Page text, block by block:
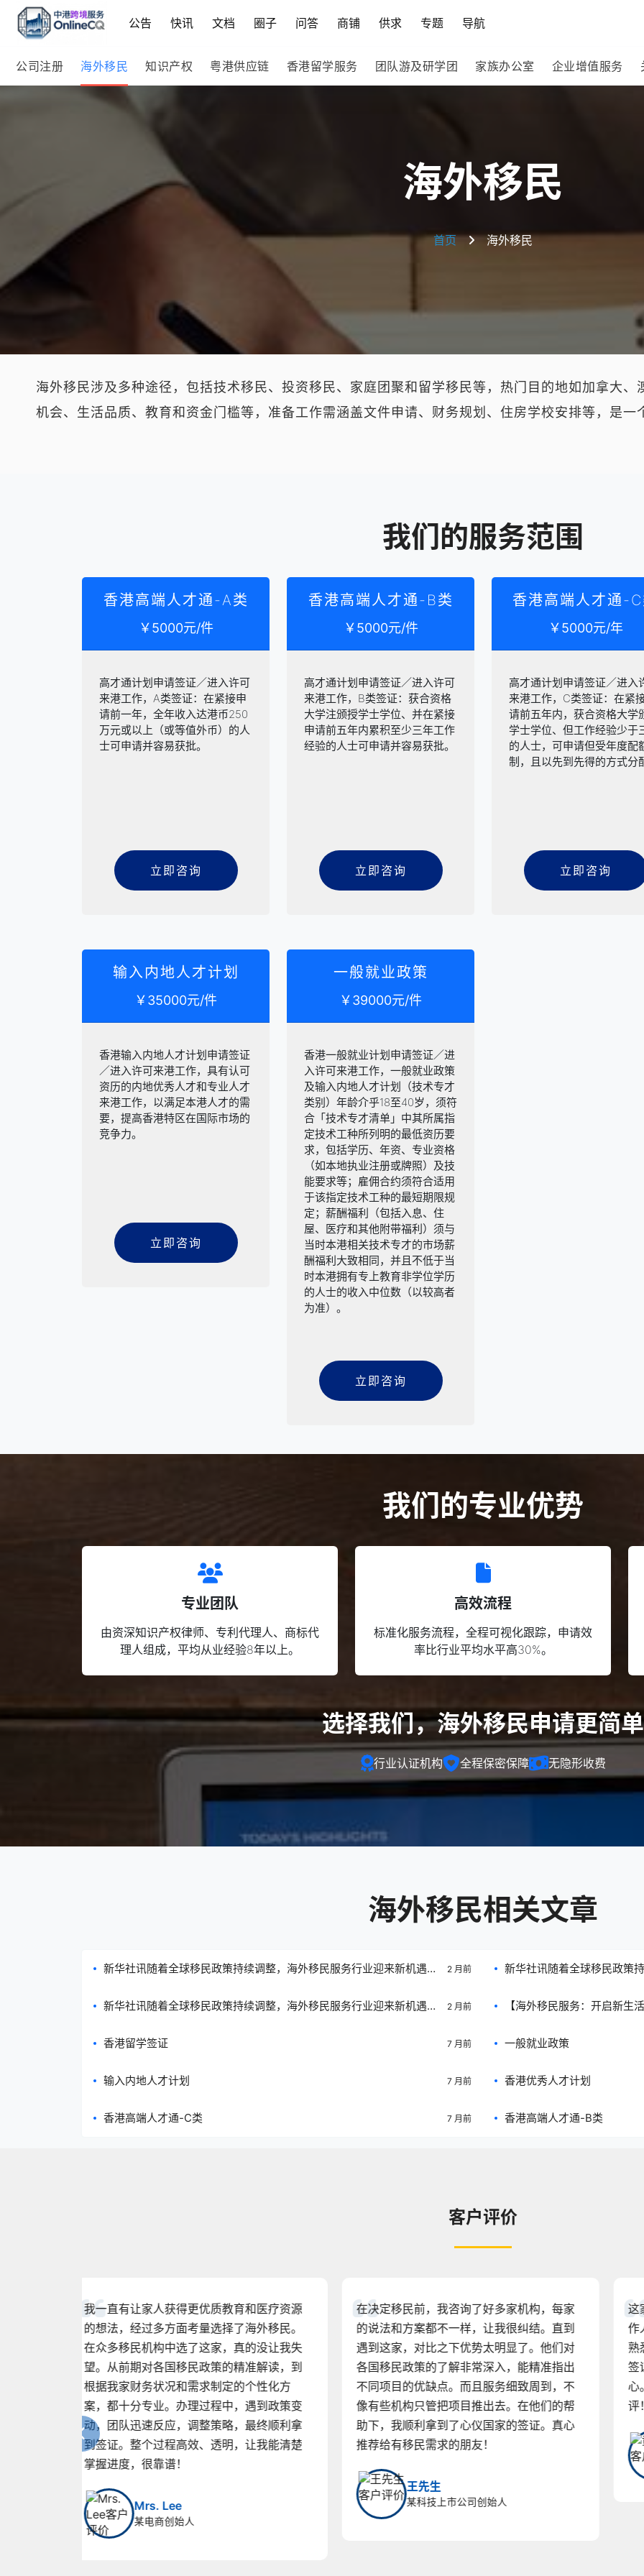
公告 快讯 文档 圈子 问答 商铺 供求 专题 导航
公司注册 海外移民 知识产权 粤港供应链 香港留学服务 团队游及研学团 家族办公室 企业增值服务
海外移民
首页 海外移民
海外移民涉及多种途径，包括技术移民、投资移民、家庭团聚和留学移民等，热门目的地如加拿大
机会、生活品质、教育和资金门槛等，准备工作需涵盖文件申请、财务规划、住房学校安排等，是一
我们的服务范围
香港高端人才通-A类
￥5000元/件
高才通计划申请签证／进入许可
来港工作，A类签证：在紧接申
请前一年，全年收入达港币250
万元或以上（或等值外币）的人
士可申请并容易获批。
立即咨询
香港高端人才通-B类
￥5000元/件
高才通计划申请签证／进入许可
来港工作，B类签证：获合资格
大学注颁授学士学位、并在紧接
申请前五年内累积至少三年工作
经验的人士可申请并容易获批。
立即咨询
香港高端人才通-
￥5000元/年
高才通计划申请签证／进入
来港工作，C类签证：在紧
请前五年内，获合资格大学
学士学位、但工作经验少于
的人士，可申请但受年度配
制，且以先到先得的方式分
立即咨询
输入内地人才计划
￥35000元/件
香港输入内地人才计划申请签证
／进入许可来港工作，具有认可
资历的内地优秀人才和专业人才
来港工作，以满足本港人才的需
要，提高香港特区在国际市场的
竞争力。
立即咨询
一般就业政策
￥39000元/件
香港一般就业计划申请签证／进
入许可来港工作，一般就业政策
及输入内地人才计划（技术专才
类别）年龄介乎18至40岁，须符
合「技术专才清单」中其所属指
定技术工种所列明的最低资历要
求，包括学历、年资、专业资格
（如本地执业注册或牌照）及技
能要求等；雇佣合约须符合适用
于该指定技术工种的最短期限规
定；薪酬福利（包括入息、住
屋、医疗和其他附带福利）须与
当时本港相关技术专才的市场薪
酬福利大致相同，并且不低于当
时本港拥有专上教育非学位学历
的人士的收入中位数（以较高者
为准）。
立即咨询
我们的专业优势
专业团队
由资深知识产权律师、专利代理人、商标代
理人组成，平均从业经验8年以上。
高效流程
标准化服务流程，全程可视化跟踪，申请效
率比行业平均水平高30%。
选择我们，海外移民申请更简单
行业认证机构 全程保密保障 无隐形收费
海外移民相关文章
新华社讯随着全球移民政策持续调整，海外移民服务行业迎来新机遇与
众对海外移民需求的增加。
2 月前
新华社讯随着全球移民政策
客户咨询量有所下降，但专
新华社讯随着全球移民政策持续调整，海外移民服务行业迎来新机遇与
际移民需求的多样化趋势。
2 月前 【海外移民服务：开启新生
香港留学签证 7 月前 一般就业政策
输入内地人才计划 7 月前 香港优秀人才计划
香港高端人才通-C类 7 月前 香港高端人才通-B类
客户评价
在决定移民前，我咨询了好多家机构，每家
的说法和方案都不一样，让我很纠结。直到
遇到这家，对比之下优势太明显了。他们对
各国移民政策的了解非常深入，能精准指出
不同项目的优缺点。而且服务细致周到，不
像有些机构只管把项目推出去。在他们的帮
助下，我顺利拿到了心仪国家的签证。真心
推荐给有移民需求的朋友！
某科技上市公司创始人
这家移民机构办事效率高，服务态度好。工
作人员专业能力强，对香港身份签证政策很
熟悉，帮我解决了不少难题。从签约到拿到
签证，整个过程都很顺利，没让我操太多
心。价格也合理，性价比超高，必须给个好
评！
黄女士